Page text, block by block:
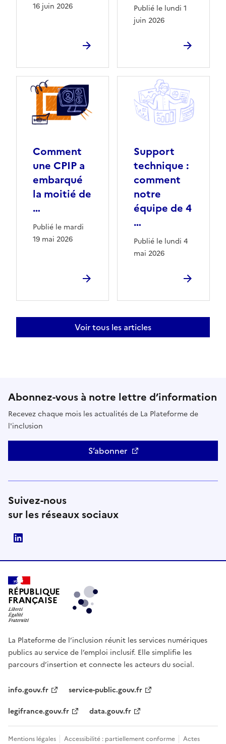
16 juin 2026
Publié le lundi 1
juin 2026
Comment
une CPIP a
embarqué
la moitié de
…
Publié le mardi
19 mai 2026
Support
technique :
comment
notre
équipe de 4
…
Publié le lundi 4
mai 2026
Voir tous les articles
Abonnez-vous à notre lettre d’information
Recevez chaque mois les actualités de La Plateforme de
l'inclusion
S’abonner
Suivez-nous
sur les réseaux sociaux
RÉPUBLIQUE
FRANÇAISE
La Plateforme de l’inclusion réunit les services numériques
publics au service de l’emploi inclusif. Elle simplifie les
parcours d’insertion et connecte les acteurs du social.
info.gouv.fr
service-public.gouv.fr
legifrance.gouv.fr
data.gouv.fr
Mentions légales Accessibilité : partiellement conforme Actes